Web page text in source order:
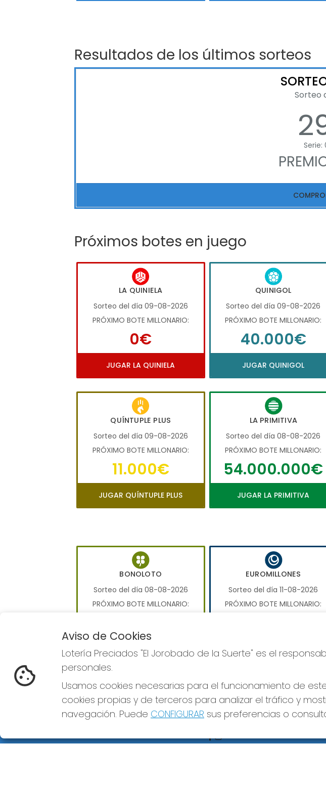
Resultados de los últimos sorteos
Sorteo
Serie:
Próximos botes en juego
LA QUINIELA
Sorteo del día 09-08-2026
PRÓXIMO BOTE MILLONARIO:
0€
JUGAR LA QUINIELA
QUINIGOL
Sorteo del día 09-08-2026
PRÓXIMO BOTE MILLONARIO:
40.000€
JUGAR QUINIGOL
QUÍNTUPLE PLUS
Sorteo del día 09-08-2026
PRÓXIMO BOTE MILLONARIO:
11.000€
JUGAR QUÍNTUPLE PLUS
LA PRIMITIVA
Sorteo del día 08-08-2026
PRÓXIMO BOTE MILLONARIO:
54.000.000€
JUGAR LA PRIMITIVA
BONOLOTO
Sorteo del día 08-08-2026
PRÓXIMO BOTE MILLONARIO:
JUGAR BONOLOTO
EUROMILLONES
Sorteo del día 11-08-2026
PRÓXIMO BOTE MILLONARIO:
JUGAR EUROMILLONES
LOTERÍA PRECIADOS "EL
REDES SOCIALES
Aviso de Cookies
Lotería Preciados "El Jorobado de la Suerte" es el
personales.
Usamos cookies necesarias para el funcionamiento de
cookies propias y de terceros para analizar el tráfico y
navegación. Puede CONFIGURAR sus preferencias o